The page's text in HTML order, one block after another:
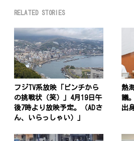
RELATED STORIES
フジTV系放映「ピンチから
の挑戦状（笑）」4月19日午
後7時より放映予定。（ADさ
ん、いらっしゃい）」
熱
議
出